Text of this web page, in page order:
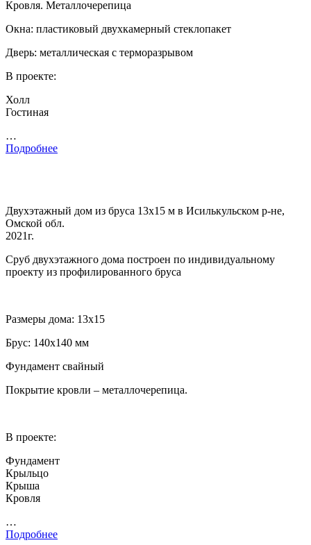
Кровля. Металлочерепица
Окна: пластиковый двухкамерный стеклопакет
Дверь: металлическая с терморазрывом
В проекте:
Холл
Гостиная
…
Подробнее
Двухэтажный дом из бруса 13х15 м в Исилькульском р-не,
Омской обл.
2021г.
Сруб двухэтажного дома построен по индивидуальному
проекту из профилированного бруса
Размеры дома: 13х15
Брус: 140х140 мм
Фундамент свайный
Покрытие кровли – металлочерепица.
В проекте:
Фундамент
Крыльцо
Крыша
Кровля
…
Подробнее